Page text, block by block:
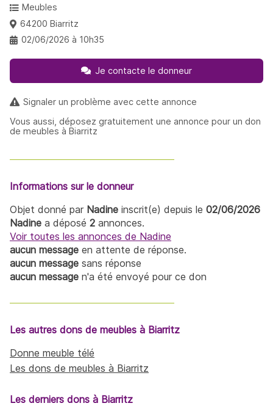
Meubles
64200 Biarritz
02/06/2026 à 10h35
Je contacte le donneur
Signaler un problème avec cette annonce
Vous aussi, déposez gratuitement une annonce pour un don
de meubles à Biarritz
Informations sur le donneur
Objet donné par Nadine inscrit(e) depuis le 02/06/2026
Nadine a déposé 2 annonces.
Voir toutes les annonces de Nadine
aucun message en attente de réponse.
aucun message sans réponse
aucun message n'a été envoyé pour ce don
Les autres dons de meubles à Biarritz
Donne meuble télé
Les dons de meubles à Biarritz
Les derniers dons à Biarritz